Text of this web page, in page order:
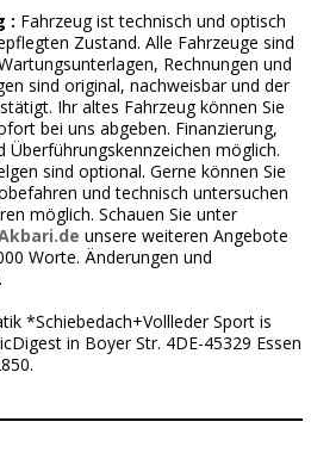
: Fahrzeug ist technisch und optisch
Zustand. Alle Fahrzeuge sind
Rechnungen und
sind original, nachweisbar und der
Ihr altes Fahrzeug können Sie
bei uns abgeben. Finanzierung,
Überführungskennzeichen möglich.
sind optional. Gerne können Sie
und technisch untersuchen
möglich. Schauen Sie unter
unsere weiteren Angebote
Worte. Änderungen und
*Schiebedach+Vollleder Sport is
in Boyer Str. 4DE-45329 Essen